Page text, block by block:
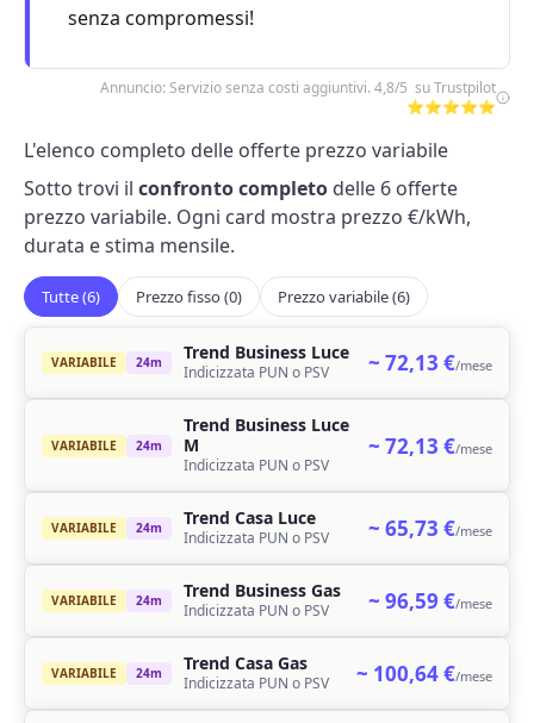
senza compromessi!
Annuncio: Servizio senza costi aggiuntivi. 4,8/5 su Trustpilot
⭐⭐⭐⭐⭐
L'elenco completo delle offerte prezzo variabile
Sotto trovi il confronto completo delle 6 offerte
prezzo variabile. Ogni card mostra prezzo €/kWh,
durata e stima mensile.
Tutte (6) Prezzo fisso (0) Prezzo variabile (6)
VARIABILE 24m Trend Business Luce
Indicizzata PUN o PSV ~ 72,13 €/mese
VARIABILE 24m
Trend Business Luce
M
Indicizzata PUN o PSV
~ 72,13 €/mese
VARIABILE 24m Trend Casa Luce
Indicizzata PUN o PSV ~ 65,73 €/mese
VARIABILE 24m Trend Business Gas
Indicizzata PUN o PSV ~ 96,59 €/mese
VARIABILE 24m Trend Casa Gas
Indicizzata PUN o PSV ~ 100,64 €/mese